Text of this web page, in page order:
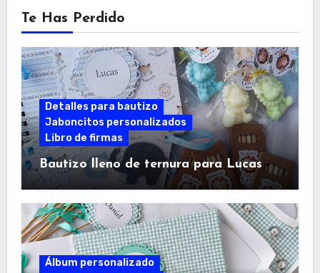
Te Has Perdido
Detalles para bautizo
Jaboncitos personalizados
Libro de firmas
Bautizo lleno de ternura para Lucas
Álbum personalizado